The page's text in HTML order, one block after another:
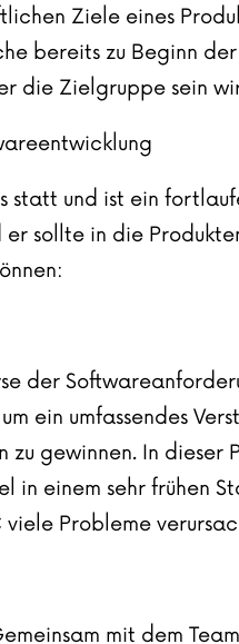
Ziele eines
bereits zu Beginn
die Zielgruppe sein
und ist ein
er sollte in die
der
ein umfassendes
gewinnen. In
einem sehr frühen
Probleme
mit dem